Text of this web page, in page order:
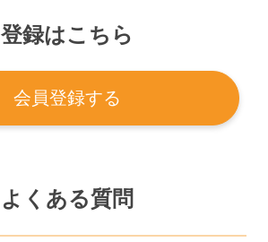
登録はこちら
会員登録する
よくある質問